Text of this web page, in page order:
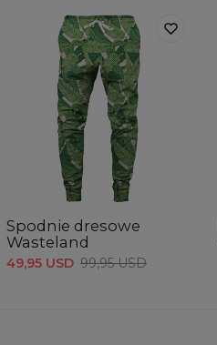
Spodnie dresowe
Wasteland
49,95 USD 99,95 USD